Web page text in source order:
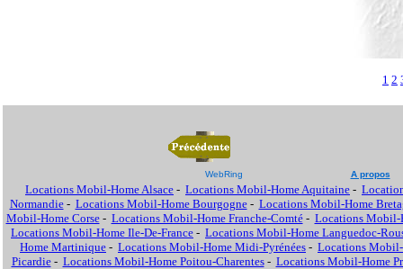
1 2
WebRing A propos
Locations Mobil-Home Alsace - Locations Mobil-Home Aquitaine -
Normandie- Locations Mobil-Home Bourgogne- Locations Mobil-Home
Mobil-Home Corse- Locations Mobil-Home Franche-Comté- Locations Mobil-
Locations Mobil-Home Ile-De-France - Locations Mobil-Home Languedoc-
Home Martinique - Locations Mobil-Home Midi-Pyrénées - Locations Mobil-
Picardie- Locations Mobil-Home Poitou-Charentes- Locations Mobil-Home